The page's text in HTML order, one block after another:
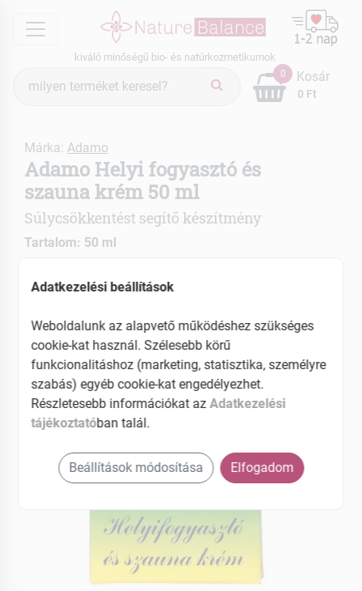
menu
kiváló minőségű bio- és natúrkozmetikumok
keresés
0
0 Ft
Kosár
Márka: Adamo
Adamo Helyi fogyasztó és
szauna krém 50 ml
Súlycsökkentést segítő készítmény
Tartalom: 50 ml
Fokozza az izzadást
EAN: 5998009114017
Adatkezelési beállítások
Weboldalunk az alapvető működéshez szükséges
cookie-kat használ. Szélesebb körű
funkcionalitáshoz (marketing, statisztika, személyre
szabás) egyéb cookie-kat engedélyezhet.
Részletesebb információkat azAdatkezelési
tájékoztatóban talál.
Beállítások módosítása Elfogadom